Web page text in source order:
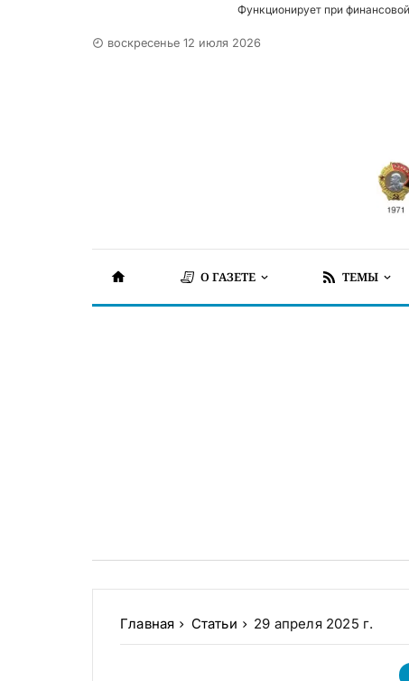
Функционирует при
воскресенье 12 июля 2026
О ГАЗЕТЕ ТЕМЫ
Главная Статьи 29 апреля 2025 г.